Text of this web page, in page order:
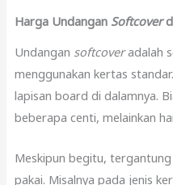
Harga Undangan Softcover
Undangan softcoveradalah
menggunakan kertas
lapisan board di dalamnya.
beberapa centi, melainkan
Meskipun begitu,
pakai. Misalnya pada jenis